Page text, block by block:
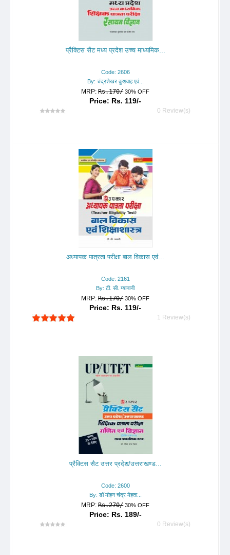
प्रैक्टिस सैट मध्य प्रदेश उच्च माध्यमिक...
Code: 2606
By: चंद्रशेखर कुशवाह एवं...
MRP:Rs.170/ 30% OFF
Price: Rs. 119/-
0 Review(s)
अध्यापक पात्रता परीक्षा बाल विकास एवं...
Code: 2161
By: टी. सी. ग्यानानी
MRP:Rs.170/ 30% OFF
Price: Rs. 119/-
1 Review(s)
प्रैक्टिस सैट उत्तर प्रदेश/उत्तराखण्ड...
Code: 2600
By: डॉ मोहन चंद्र मेहता...
MRP:Rs.270/ 30% OFF
Price: Rs. 189/-
0 Review(s)